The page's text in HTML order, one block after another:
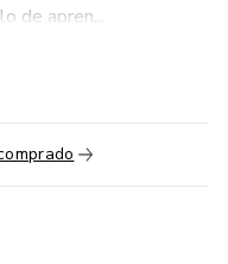
de apren...